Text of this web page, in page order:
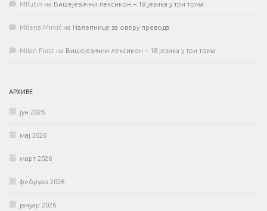
MIlutin на Вишејезични лексикон – 18 језика у три тома
Milena Mirkić на Налепнице за оверу превода
Milan Fürst на Вишејезични лексикон – 18 језика у три тома
АРХИВЕ
јун 2026
мај 2026
март 2026
фебруар 2026
јануар 2026